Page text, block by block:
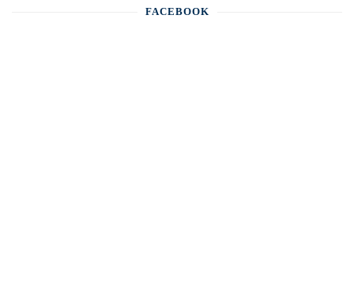
FACEBOOK